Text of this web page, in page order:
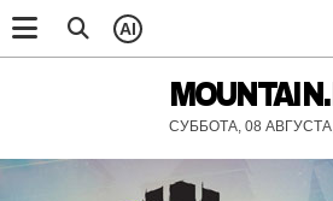
AI
СУББОТА, 08